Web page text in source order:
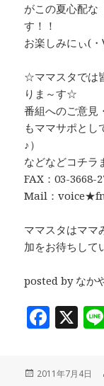
がこの夏心配な
す！！
お楽しみにぃ(
☆ママスタでは
りま～す☆
番組へのご意見
もママサポとし
♪）
などなどコチラ
FAX：03-3668-
Mail：
ママスタはママ
加をお待ちして
posted by なか
F
c
X
投
2011年7月4日